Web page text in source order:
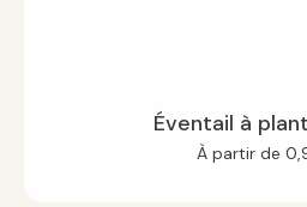
Éventail à
À partir de